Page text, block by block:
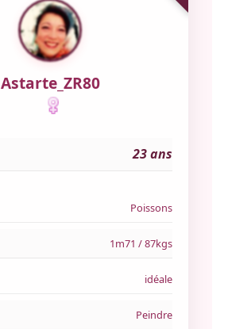
Astarte_ZR80
23 ans
Poissons
1m71 / 87kgs
idéale
Peindre